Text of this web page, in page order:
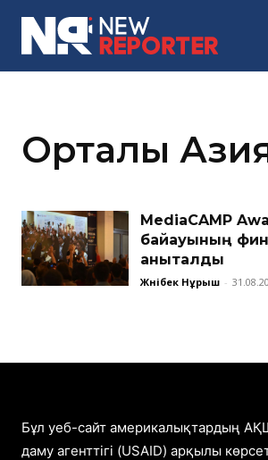
Орталық
MediaCAMP
байқауының
анықталды
Жәнібек Нұрыш -
Бұл уеб-сайт америкалықтардың
даму агенттігі (USAID) арқылы